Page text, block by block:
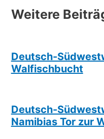
Weitere
Deutsch-
Walfischbucht
Deutsch-
Namibias Tor zur